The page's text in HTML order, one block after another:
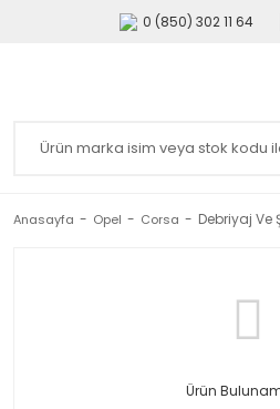
0 (850) 302 11 64
Anasayfa Opel Corsa Debriyaj Ve
Ürün